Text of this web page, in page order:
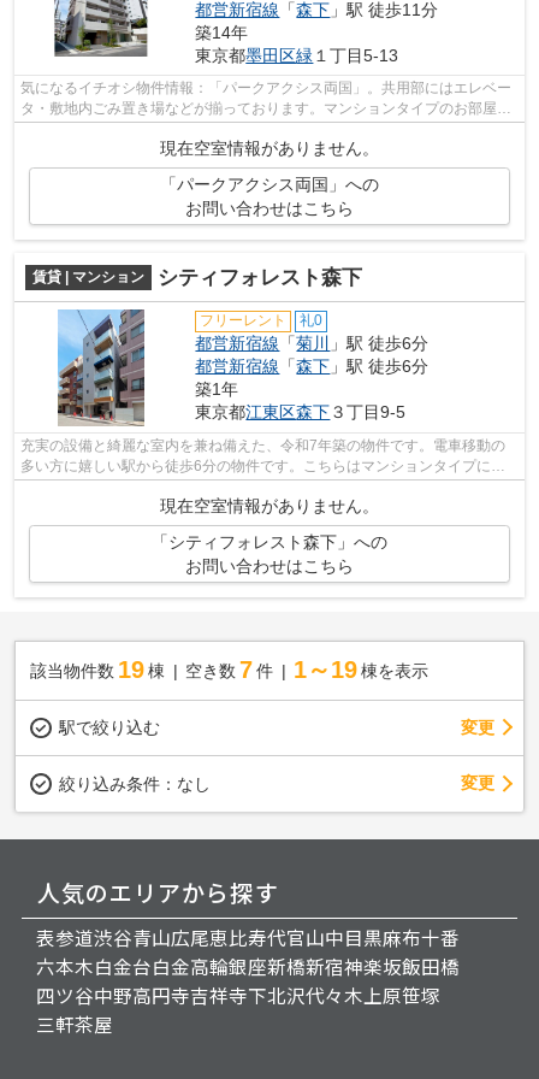
都営新宿線 「森下 」駅 徒歩11分
築14年
東京都墨田区緑 １丁目5-13
気になるイチオシ物件情報：「パークアクシス両国」。共用部にはエレベー
タ・敷地内ごみ置き場などが揃っております。マンションタイプのお部屋で
す。朝に慌てることなく行動するため...
現在空室情報がありません。
「パークアクシス両国」への
お問い合わせはこちら
賃貸 | マンション シティフォレスト森下
フリーレント 礼0
都営新宿線 「菊川
」駅 徒歩6分
都営新宿線 「森下 」駅 徒歩6分
築1年
東京都江東区森下３丁目9-5
充実の設備と綺麗な室内を兼ね備えた、令和7年築の物件です。電車移動の
多い方に嬉しい駅から徒歩6分の物件です。こちらはマンションタイプにな
現在空室情報がありません。
「シティフォレスト森下」への
お問い合わせはこちら
該当物件数 19棟 空き数 7 件 1～19 棟を表示
駅で絞り込む 変更
絞り込み条件： なし 変更
人気のエリアから探す
表参道渋谷青山広尾恵比寿代官山中目黒麻布十番
六本木白金台白金高輪銀座新橋新宿神楽坂飯田橋
四ツ谷中野高円寺吉祥寺下北沢代々木上原笹塚
三軒茶屋